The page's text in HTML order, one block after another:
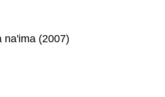
na'ima (2007)